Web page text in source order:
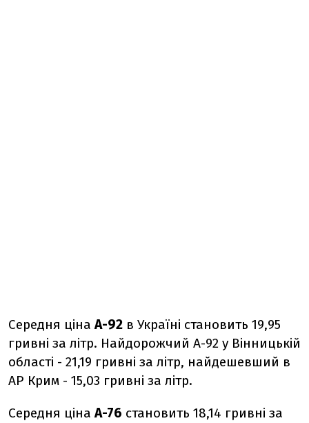
Середня цінаА-92 в Україні становить 19,95
гривні за літр. Найдорожчий А-92 у Вінницькій
області - 21,19 гривні за літр, найдешевший в
АР Крим - 15,03 гривні за літр.
Середня цінаА-76 становить 18,14 гривні за